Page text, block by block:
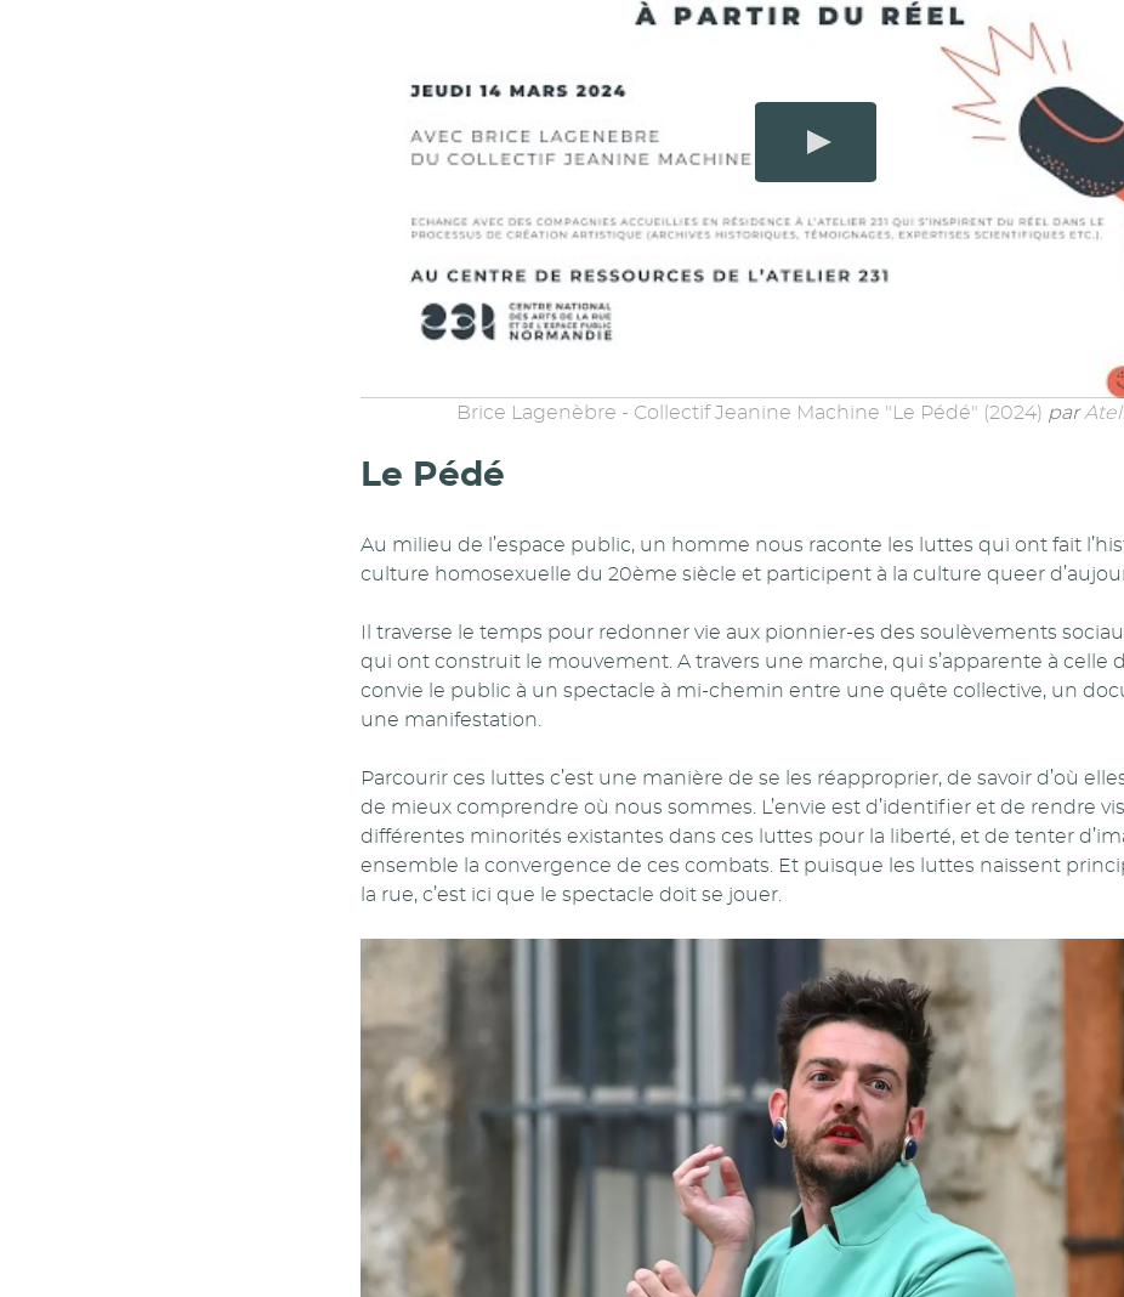
Brice Lagenèbre - Collectif Jeanine Machine "Le Pédé" (2024) par
Le Pédé
Au milieu de l’espace public, un homme nous raconte les luttes qui ont fait
culture homosexuelle du 20ème siècle et participent à la culture queer
Il traverse le temps pour redonner vie aux pionnier-es des soulèvements
qui ont construit le mouvement. A travers une marche, qui s’apparente à celle
convie le public à un spectacle à mi-chemin entre une quête collective, un
une manifestation.
Parcourir ces luttes c’est une manière de se les réapproprier, de savoir d’où
de mieux comprendre où nous sommes. L’envie est d’identifier et de rendre
différentes minorités existantes dans ces luttes pour la liberté, et de tenter
ensemble la convergence de ces combats. Et puisque les luttes naissent
la rue, c’est ici que le spectacle doit se jouer.